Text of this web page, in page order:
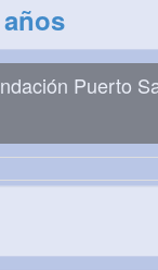
Puerto